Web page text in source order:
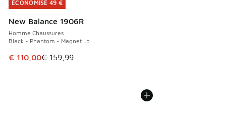
ÉCONOMISE 49 €
New Balance 1906R
Homme Chaussures
Black - Phantom - Magnet Lb
Cet article est en promotion. Prix en baisse de € 159,99 à
€ 110,00€ 159,99
ÉCONOMISE 49 €